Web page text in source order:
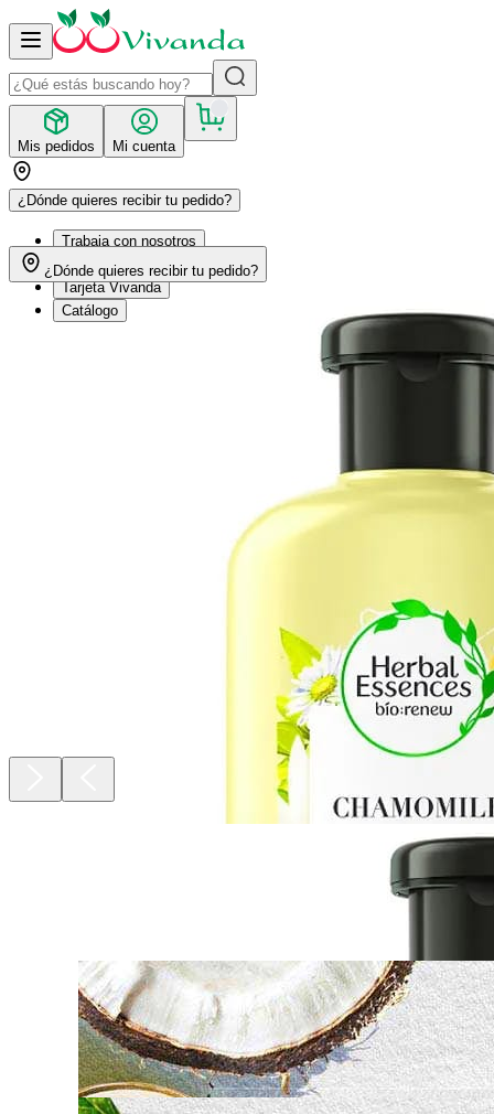
Mis pedidos Mi cuenta
¿Dónde quieres recibir tu pedido?
Trabaja con nosotros
Recetas
Tarjeta Vivanda
Catálogo
¿Dónde quieres recibir tu pedido?